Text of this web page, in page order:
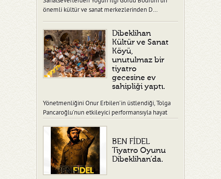
önemli kültür ve sanat merkezlerinden D…
Dibeklihan
Kültür ve Sanat
Köyü,
unutulmaz bir
tiyatro
gecesine ev
sahipliği yaptı.
Yönetmenliğini Onur Erbilen’in üstlendiği, Tolga
Pancaroğlu’nun etkileyici performansıyla hayat
BEN FİDEL
Tiyatro Oyunu
Dibeklihan’da.